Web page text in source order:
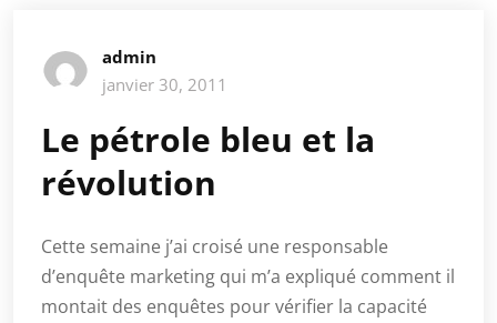
admin
janvier 30, 2011
Le pétrole bleu et la
révolution
Cette semaine j’ai croisé une responsable
d’enquête marketing qui m’a expliqué comment il
montait des enquêtes pour vérifier la capacité